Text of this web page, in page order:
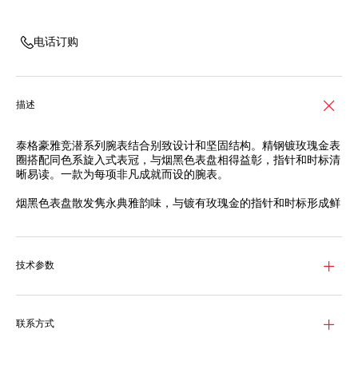
电话订购
描述
泰格豪雅竞潜系列腕表结合别致设计和坚固结构。精钢镀玫瑰金表
圈搭配同色系旋入式表冠，与烟黑色表盘相得益彰，指针和时标清
晰易读。一款为每项非凡成就而设的腕表。
烟黑色表盘散发隽永典雅韵味，与镀有玫瑰金的指针和时标形成鲜
用和持久性能。
技术参数
联系方式